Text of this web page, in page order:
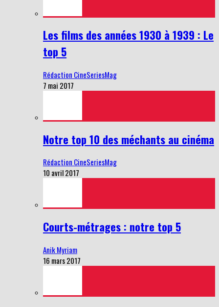
Les films des années 1930 à 1939 : Le
top 5
Rédaction CineSeriesMag
7 mai 2017
Notre top 10 des méchants au cinéma
Rédaction CineSeriesMag
10 avril 2017
Courts-métrages : notre top 5
Anik Myriam
16 mars 2017